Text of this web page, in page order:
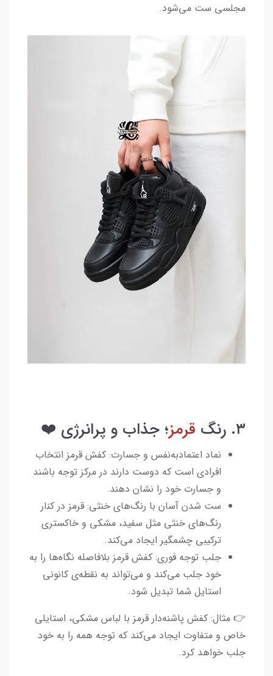
مجلسی ست می‌شود.
۳. رنگ قرمز؛ جذاب و پرانرژی ❤️
نماد اعتماد‌به‌نفس و جسارت: کفش قرمز انتخاب
افرادی است که دوست دارند در مرکز توجه باشند
و جسارت خود را نشان دهند.
ست شدن آسان با رنگ‌های خنثی: قرمز در کنار
رنگ‌های خنثی مثل سفید، مشکی و خاکستری
ترکیبی چشمگیر ایجاد می‌کند.
جلب توجه فوری: کفش قرمز بلافاصله نگاه‌ها را به
خود جلب می‌کند و می‌تواند به نقطه‌ی کانونی
استایل شما تبدیل شود.
👉 مثال: کفش پاشنه‌دار قرمز با لباس مشکی، استایلی
خاص و متفاوت ایجاد می‌کند که توجه همه را به خود
جلب خواهد کرد.